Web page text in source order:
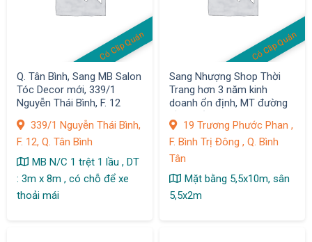
Có Clip Quán
Q. Tân Bình, Sang MB Salon
Tóc Decor mới, 339/1
Nguyễn Thái Bình, F. 12
339/1 Nguyễn Thái Bình,
F. 12, Q. Tân Bình
MB N/C 1 trệt 1 lầu , DT
: 3m x 8m , có chỗ để xe
thoải mái
Có Clip Quán
Sang Nhượng Shop Thời
Trang hơn 3 năm kinh
doanh ổn định, MT đường
19 Trương Phước Phan ,
F. Bình Trị Đông , Q. Bình
Tân
Mặt bằng 5,5x10m, sân
5,5x2m